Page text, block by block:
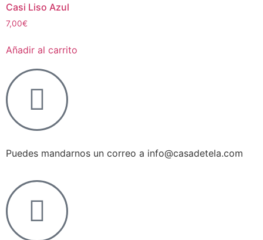
Casi Liso Azul
7,00€
Añadir al carrito
Puedes mandarnos un correo a info@casadetela.com